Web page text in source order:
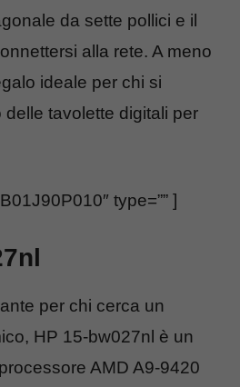
da sette pollici e il
alla rete. A meno
ideale per chi si
tavolette digitali per
type=”” ]
per chi cerca un
HP 15-bw027nl è un
AMD A9-9420